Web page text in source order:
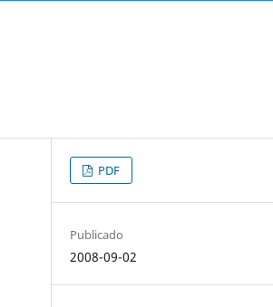
PDF
Publicado
2008-09-02